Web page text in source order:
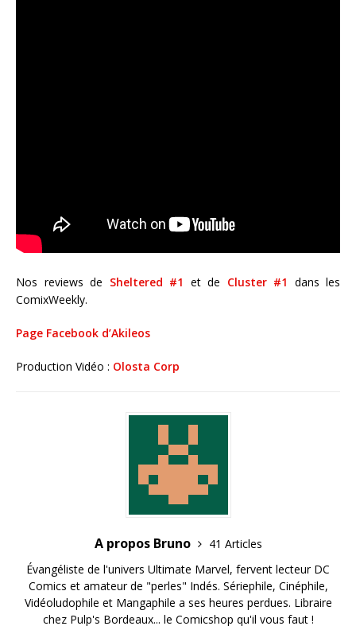
Nos reviews de Sheltered #1 et de Cluster #1 dans les
ComixWeekly.
Page Facebook d’Akileos
Production Vidéo : Olosta Corp
A propos Bruno
41 Articles
Évangéliste de l'univers Ultimate Marvel, fervent lecteur DC
Comics et amateur de "perles" Indés. Sériephile, Cinéphile,
Vidéoludophile et Mangaphile a ses heures perdues. Libraire
chez Pulp's Bordeaux... le Comicshop qu'il vous faut !